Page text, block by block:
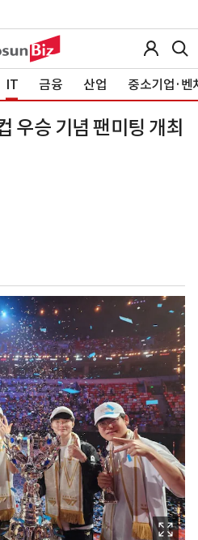
IT 금융 산업 중소기업·벤
우승 기념 팬미팅 개최